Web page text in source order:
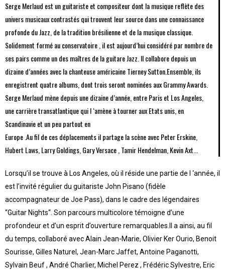
Serge Merlaud est un guitariste et compositeur dont la musique reflète des
univers musicaux contrastés qui trouvent leur source dans une connaissance
profonde du Jazz, de la tradition brésilienne et de la musique classique.
Solidement formé au conservatoire , il est aujourd’hui considéré par nombre de
ses pairs comme un des maîtres de la guitare Jazz. Il collabore depuis un
dizaine d’années avec la chanteuse américaine Tierney Sutton.Ensemble, ils
enregistrent quatre albums, dont trois seront nominées aux Grammy Awards.
Serge Merlaud mène depuis une dizaine d’année, entre Paris et Los Angeles,
une carrière transatlantique qui l ‘amène à tourner aux Etats unis, en
Scandinavie et un peu partout en
Europe .Au fil de ces déplacements il partage la scène avec Peter Erskine,
Hubert Laws, Larry Goldings, Gary Versace , Tamir Hendelman, Kevin Axt...
Lorsqu’il se trouve à Los Angeles, où il réside une partie de l ‘année, il
est l’invité régulier du guitariste John Pisano (fidèle
accompagnateur de Joe Pass), dans le cadre des légendaires
“Guitar Nights“. Son parcours multicolore témoigne d’une
profondeur et d’un esprit d’ouverture remarquables.Il a ainsi, au fil
du temps, collaboré avec Alain Jean-Marie, Olivier Ker Ourio, Benoit
Sourisse, Gilles Naturel, Jean-Marc Jaffet, Antoine Paganotti,
Sylvain Beuf , André Charlier, Michel Perez , Frédéric Sylvestre, Eric